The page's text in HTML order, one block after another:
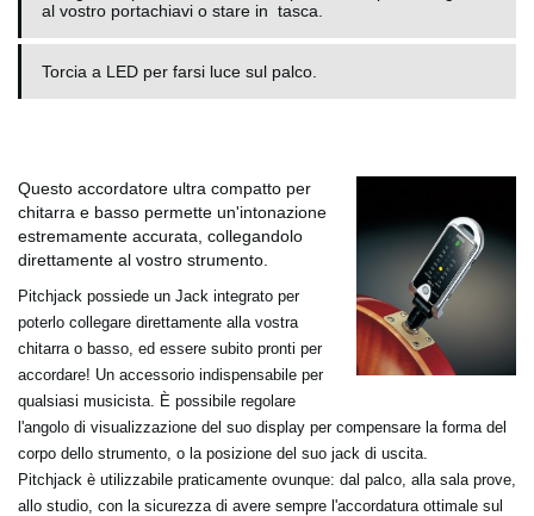
al vostro portachiavi o stare in tasca.
Torcia a LED per farsi luce sul palco.
Questo accordatore ultra compatto per
chitarra e basso permette un'intonazione
estremamente accurata, collegandolo
direttamente al vostro strumento.
Pitchjack possiede un Jack integrato per
poterlo collegare direttamente alla vostra
chitarra o basso, ed essere subito pronti per
accordare! Un accessorio indispensabile per
qualsiasi musicista. È possibile regolare
l'angolo di visualizzazione del suo display per compensare la forma del
corpo dello strumento, o la posizione del suo jack di uscita.
Pitchjack è utilizzabile praticamente ovunque: dal palco, alla sala prove,
allo studio, con la sicurezza di avere sempre l'accordatura ottimale sul